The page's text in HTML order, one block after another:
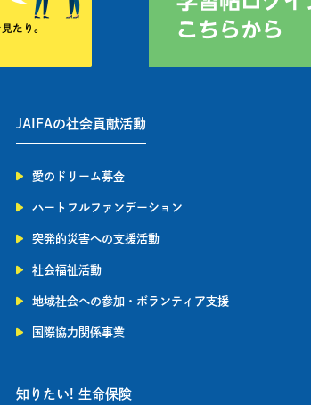
JAIFAの社会貢献活動
愛のドリーム募金
ハートフルファンデーション
突発的災害への支援活動
社会福祉活動
地域社会への参加・ボランティア支援
国際協力関係事業
知りたい! 生命保険